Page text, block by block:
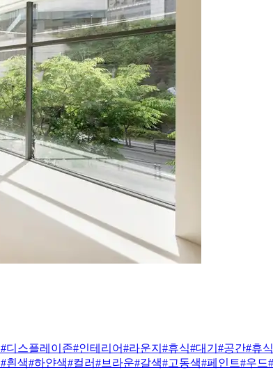
#디스플레이존#인테리어#라운지 #휴식#대기 #공간#휴
#흰색#하얀색#컬러#브라운#갈색#고동색#페인트#우드